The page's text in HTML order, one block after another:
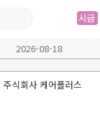
시급
2026-08-18
주식회사 케어플러스